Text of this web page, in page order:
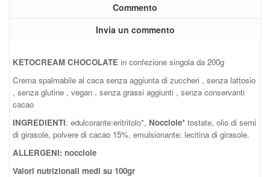
Commento
Invia un commento
KETOCREAM CHOCOLATE in confezione singola da 200g
Crema spalmabile al caca senza aggiunta di zuccheri , senza lattosio
, senza glutine , vegan , senza grassi aggiunti , senza conservanti
cacao
INGREDIENTI: edulcorante:eritritolo*, Nocciole* tostate, olio di semi
di girasole, polvere di cacao 15%, emulsionante: lecitina di girasole.
ALLERGENI: nocciole
Valori nutrizionali medi su 100gr